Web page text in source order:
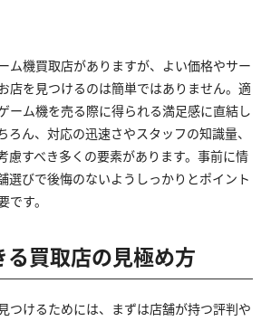
ム機買取店がありますが、よい価格やサー
店を見つけるのは簡単ではありません。適
ーム機を売る際に得られる満足感に直結し
ろん、対応の迅速さやスタッフの知識量、
慮すべき多くの要素があります。事前に情
選びで後悔のないようしっかりとポイント
す。
買取店の見極め方
つけるためには、まずは店舗が持つ評判や